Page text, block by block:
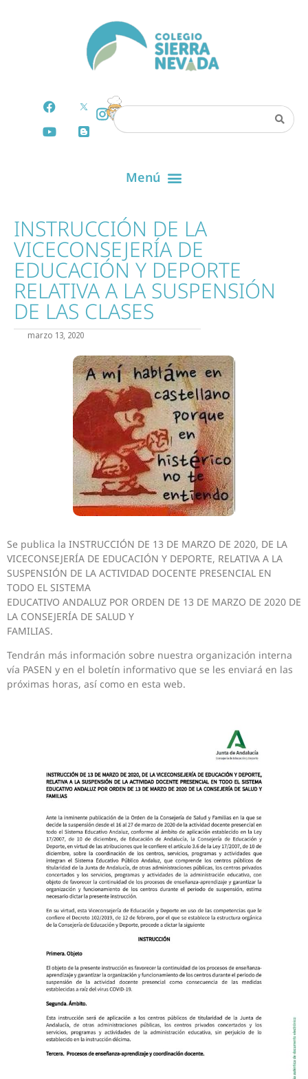
INSTRUCCIÓN DE LA
VICECONSEJERÍA DE
EDUCACIÓN Y DEPORTE
RELATIVA A LA SUSPENSIÓN
DE LAS CLASES
marzo 13, 2020
Se publica la INSTRUCCIÓN DE 13 DE MARZO DE 2020, DE LA
VICECONSEJERÍA DE EDUCACIÓN Y DEPORTE, RELATIVA A LA
SUSPENSIÓN DE LA ACTIVIDAD DOCENTE PRESENCIAL EN
TODO EL SISTEMA
EDUCATIVO ANDALUZ POR ORDEN DE 13 DE MARZO DE 2020 DE
LA CONSEJERÍA DE SALUD Y
FAMILIAS.
Tendrán más información sobre nuestra organización interna
vía PASEN y en el boletín informativo que se les enviará en las
próximas horas, así como en esta web.